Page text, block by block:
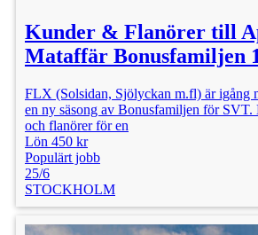
Kunder & Flanörer till
Mataffär Bonusfamiljen
FLX (Solsidan, Sjölyckan m.fl) är igång
en ny säsong av Bonusfamiljen för
och flanörer för en
Lön 450 kr
Populärt jobb
25/6
STOCKHOLM